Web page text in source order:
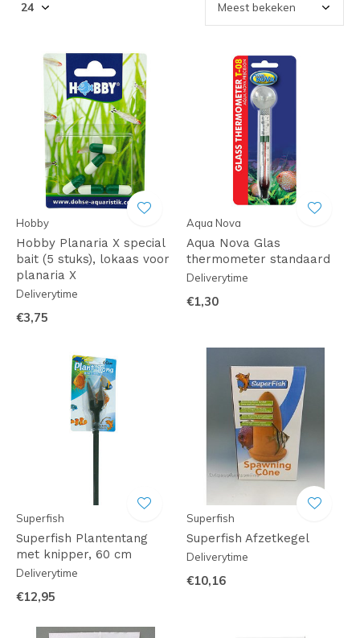
Hobby
Hobby Planaria X special
bait (5 stuks), lokaas voor
planaria X
Deliverytime
€3,75
Aqua Nova
Aqua Nova Glas
thermometer standaard
Deliverytime
€1,30
Superfish
Superfish Plantentang
met knipper, 60 cm
Deliverytime
€12,95
Superfish
Superfish Afzetkegel
Deliverytime
€10,16